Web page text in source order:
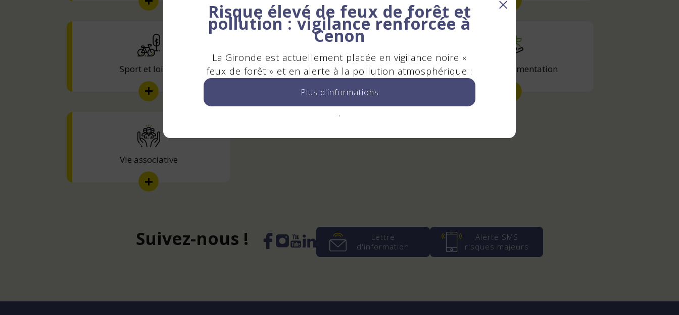
Sport et loisirs Relais numériques Jardins et alimentation
Vie associative
Suivez-nous !
YouTubeLinkedIn
Lettre
d'information
Alerte SMS
risques majeurs
Risque élevé de feux de forêt et
pollution : vigilance renforcée à
Cenon
La Gironde est actuellement placée en vigilance noire «
feux de forêt » et en alerte à la pollution atmosphérique :
Plus d'informations
.